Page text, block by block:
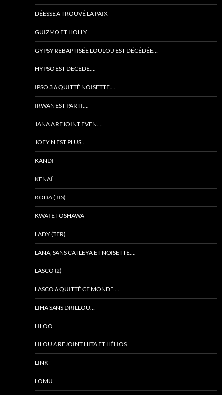
DÉESSE A TROUVÉ LA PAIX
GUIZMO ET HOLLY
GYPSY REBAPTISÉE LOULOU EST DÉCÉDÉE…
HYPSO EST DÉCÉDÉ….
IPSO 3 A QUITTÉ NOISETTE….
IRWAN EST PARTI….
JANA A REJOINT EVEN….
JOEY N’EST PLUS…
KANDI
KENAÏ
KODA (BIS)
KWAÏ ET OSHAWA
LADY (TER)
LANA, SANS CATLEYA ET NOISETTE….
LASCO (2)
LASCO A QUITTÉ CE MONDE….
LIHA SANS DRILLOU…
LILOO
LILOU A REJOINT HITA ET HÉLIOS
LINK
LOMU